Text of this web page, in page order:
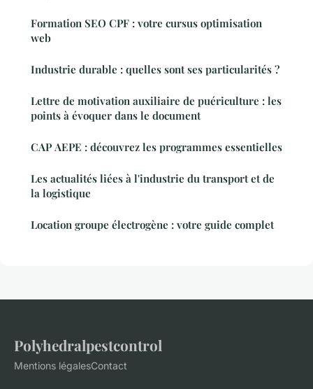
Formation SEO CPF : votre cursus optimisation
web
Industrie durable : quelles sont ses particularités ?
Lettre de motivation auxiliaire de puériculture : les
points à évoquer dans le document
CAP AEPE : découvrez les programmes essentielles
Les actualités liées à l'industrie du transport et de
la logistique
Location groupe électrogène : votre guide complet
Polyhedralpestcontrol
Mentions légalesContact